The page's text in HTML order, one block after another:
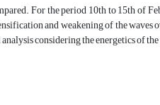
For the period 10th to 15th of
and weakening of the waves
considering the energetics of